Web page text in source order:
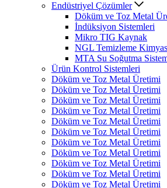
Endüstriyel Çözümler
Döküm ve Toz Metal
İndüksiyon Sistemleri
Mikro TIG Kaynak
NGL Temizleme
MTA Su Soğutma
Ürün Kontrol Sistemleri
Döküm ve Toz Metal Üretimi
Döküm ve Toz Metal Üretimi
Döküm ve Toz Metal Üretimi
Döküm ve Toz Metal Üretimi
Döküm ve Toz Metal Üretimi
Döküm ve Toz Metal Üretimi
Döküm ve Toz Metal Üretimi
Döküm ve Toz Metal Üretimi
Döküm ve Toz Metal Üretimi
Döküm ve Toz Metal Üretimi
Döküm ve Toz Metal Üretimi